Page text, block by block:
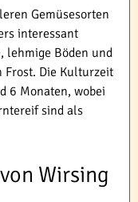
Gemüsesorten
interessant
lehmige Böden und
Die Kulturzeit
6 Monaten, wobei
sind als
Wirsing